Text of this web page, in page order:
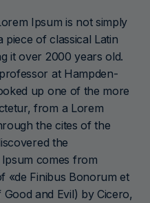
Ipsum is not simply
piece of classical Latin
it over 2000 years old.
at Hampden-
up one of the more
from a Lorem
the cites of the
the
comes from
«de Finibus Bonorum et
and Evil) by Cicero,